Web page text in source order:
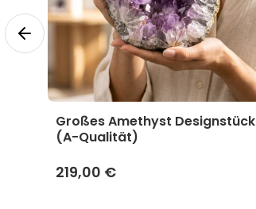
Großes Amethyst Designstück
(A-Qualität)
219,00 €